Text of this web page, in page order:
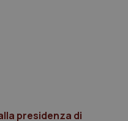
presidenza di